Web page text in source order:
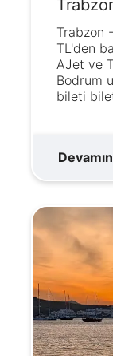
Trabzon
TL'den
AJet ve
Bodrum
bileti